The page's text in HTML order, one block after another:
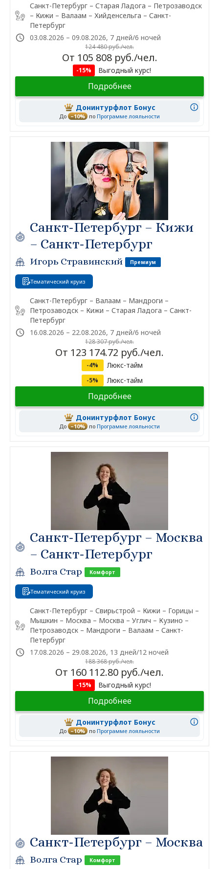
Санкт-Петербург – Старая Ладога – Петрозаводск
– Кижи – Валаам – Хийденсельга – Санкт-
Петербург
03.08.2026 – 09.08.2026, 7 дней/6 ночей
124 480 руб./чел.
От 105 808 руб./чел.
-15% Выгодный курс!
Подробнее
Донинтурфлот Бонус
До –10% по Программе лояльности
Санкт-Петербург – Кижи
– Санкт-Петербург
Игорь Стравинский Премиум
Тематический круиз
Санкт-Петербург – Валаам – Мандроги –
Петрозаводск – Кижи – Старая Ладога – Санкт-
Петербург
16.08.2026 – 22.08.2026, 7 дней/6 ночей
128 307 руб./чел.
От 123 174.72 руб./чел.
-4% Люкс-тайм
-5% Люкс-тайм
Подробнее
Донинтурфлот Бонус
До –10% по Программе лояльности
Санкт-Петербург – Москва
– Санкт-Петербург
Волга Стар Комфорт
Тематический круиз
Санкт-Петербург – Свирьстрой – Кижи – Горицы –
Мышкин – Москва – Москва – Углич – Кузино –
Петрозаводск – Мандроги – Валаам – Санкт-
Петербург
17.08.2026 – 29.08.2026, 13 дней/12 ночей
188 368 руб./чел.
От 160 112.80 руб./чел.
-15% Выгодный курс!
Подробнее
Донинтурфлот Бонус
До –10% по Программе лояльности
Санкт-Петербург – Москва
Волга Стар Комфорт